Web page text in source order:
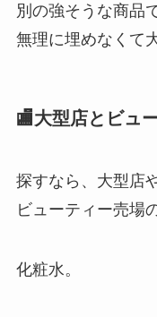
別の強そうな商品で
無理に埋めなくて
🏬大型店とビュ
探すなら、大型店や
ビューティー売場
化粧水。